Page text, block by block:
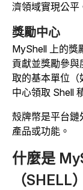
濟領域實現公平
獎勵中心
MyShell 上的獎
貢獻並獎勵參
取的基本單位（
中心領取 Shell
殼牌幣是平台鏈
產品或功能。
什麼是
（SHELL